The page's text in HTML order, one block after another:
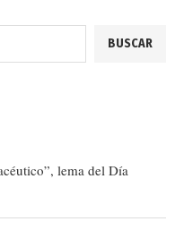
BUSCAR
lema del Día